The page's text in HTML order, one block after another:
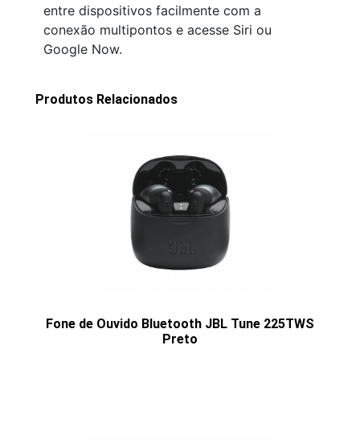
entre dispositivos facilmente com a
conexão multipontos e acesse Siri ou
Google Now.
Produtos Relacionados
Fone de Ouvido Bluetooth JBL Tune 225TWS
Preto